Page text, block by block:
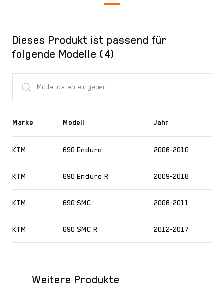
Dieses Produkt ist passend für
folgende Modelle (4)
Marke Modell Jahr
KTM 690 Enduro 2008-2010
KTM 690 Enduro R 2009-2018
KTM 690 SMC 2008-2011
KTM 690 SMC R 2012-2017
Weitere Produkte